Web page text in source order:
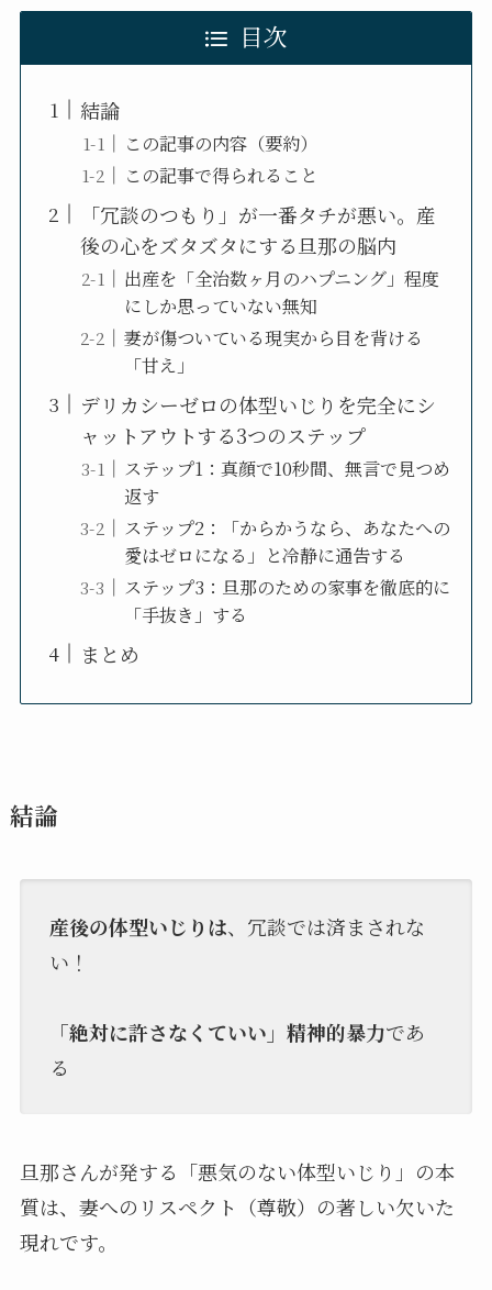
目次
結論
この記事の内容（要約）
この記事で得られること
「冗談のつもり」が一番タチが悪い。産
後の心をズタズタにする旦那の脳内
出産を「全治数ヶ月のハプニング」程度
にしか思っていない無知
妻が傷ついている現実から目を背ける
「甘え」
デリカシーゼロの体型いじりを完全にシ
ャットアウトする3つのステップ
ステップ1：真顔で10秒間、無言で見つめ
返す
ステップ2：「からかうなら、あなたへの
愛はゼロになる」と冷静に通告する
ステップ3：旦那のための家事を徹底的に
「手抜き」する
まとめ
結論
産後の体型いじりは、冗談では済まされな
い！
「絶対に許さなくていい」精神的暴力であ
る
旦那さんが発する「悪気のない体型いじり」の本
質は、妻へのリスペクト（尊敬）の著しい欠いた
現れです。